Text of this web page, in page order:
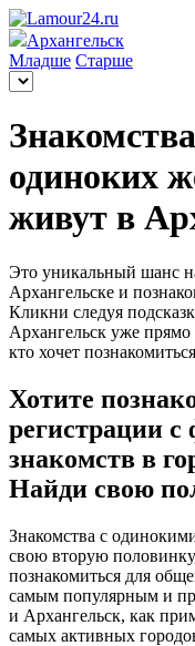
Архангельск
Младше Старше
одиноких
живут в
Это уникальный шанс
Архангельске и
Кликни следуя
Архангельск уже прямо
кто хочет
Хотите
регистрации с
знакомств в
Найди свою
Знакомства с
свою вторую
познакомиться для
самым популярным и
и Архангельск, как
самых активных